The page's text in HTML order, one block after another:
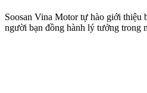
Soosan Vina Motor tự hào giới thiệu
người bạn đồng hành lý tưởng trong